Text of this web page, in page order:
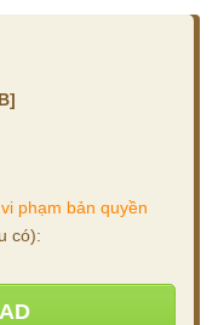
phạm bản quyền
có):